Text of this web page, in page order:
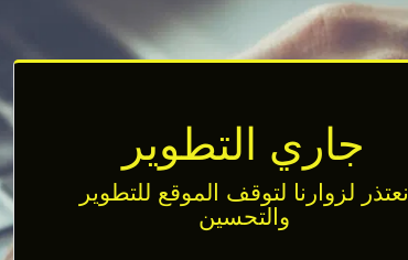
جاري التطوير
نعتذر لزوارنا لتوقف الموقع للتطوير
والتحسين